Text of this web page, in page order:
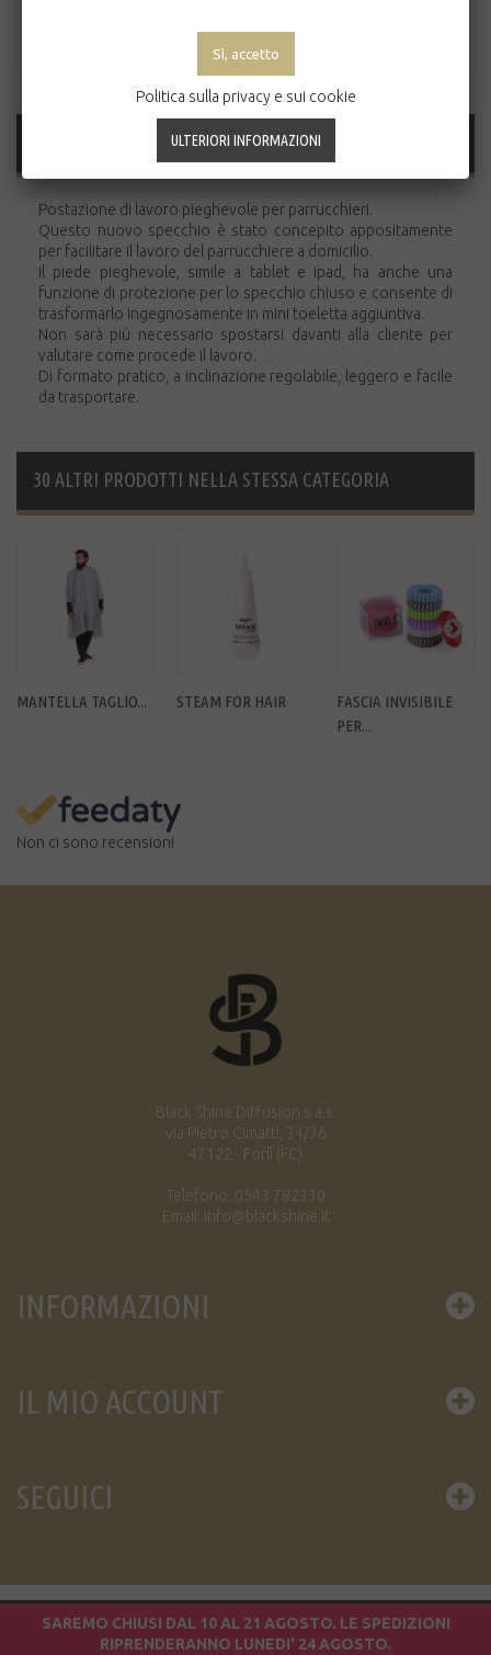
SAREMO CHIUSI DAL 10 AL 21 AGOSTO. LE SPEDIZIONI
RIPRENDERANNO LUNEDI' 24 AGOSTO.
MAGGIORI INFORMAZIONI
Postazione di lavoro pieghevole per parrucchieri.
Questo nuovo specchio è stato concepito appositamente
per facilitare il lavoro del parrucchiere a domicilio.
Il piede pieghevole, simile a tablet e ipad, ha anche una
funzione di protezione per lo specchio chiuso e consente di
trasformarlo ingegnosamente in mini toeletta aggiuntiva.
Non sarà più necessario spostarsi davanti alla cliente per
valutare come procede il lavoro.
Di formato pratico, a inclinazione regolabile, leggero e facile
da trasportare.
30 ALTRI PRODOTTI NELLA STESSA CATEGORIA
MANTELLA TAGLIO... STEAM FOR HAIR
FASCIA INVISIBILE
PER...
Non ci sono recensioni
Black Shine Diffusion s.a.s.
via Pietro Cimatti, 34/36
47122 - Forlì (FC)
Telefono: 0543 782330
Email: info@blackshine.it
INFORMAZIONI
IL MIO ACCOUNT
SEGUICI
Politica sulla privacy e sui cookie